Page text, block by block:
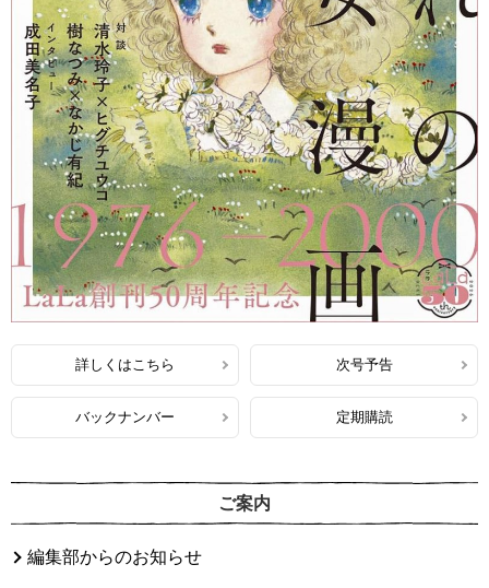
詳しくはこちら 次号予告
バックナンバー 定期購読
ご案内
編集部からのお知らせ